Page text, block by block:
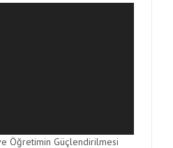
Öğretimin Güçlendirilmesi